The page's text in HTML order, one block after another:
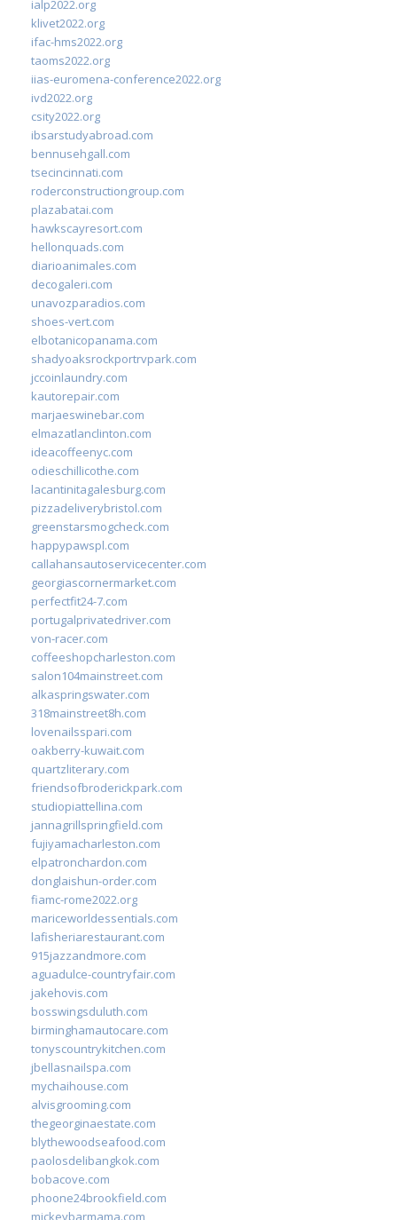
ialp2022.org
klivet2022.org
ifac-hms2022.org
taoms2022.org
iias-euromena-conference2022.org
ivd2022.org
csity2022.org
ibsarstudyabroad.com
bennusehgall.com
tsecincinnati.com
roderconstructiongroup.com
plazabatai.com
hawkscayresort.com
hellonquads.com
diarioanimales.com
decogaleri.com
unavozparadios.com
shoes-vert.com
elbotanicopanama.com
shadyoaksrockportrvpark.com
jccoinlaundry.com
kautorepair.com
marjaeswinebar.com
elmazatlanclinton.com
ideacoffeenyc.com
odieschillicothe.com
lacantinitagalesburg.com
pizzadeliverybristol.com
greenstarsmogcheck.com
happypawspl.com
callahansautoservicecenter.com
georgiascornermarket.com
perfectfit24-7.com
portugalprivatedriver.com
von-racer.com
coffeeshopcharleston.com
salon104mainstreet.com
alkaspringswater.com
318mainstreet8h.com
lovenailsspari.com
oakberry-kuwait.com
quartzliterary.com
friendsofbroderickpark.com
studiopiattellina.com
jannagrillspringfield.com
fujiyamacharleston.com
elpatronchardon.com
donglaishun-order.com
fiamc-rome2022.org
mariceworldessentials.com
lafisheriarestaurant.com
915jazzandmore.com
aguadulce-countryfair.com
jakehovis.com
bosswingsduluth.com
birminghamautocare.com
tonyscountrykitchen.com
jbellasnailspa.com
mychaihouse.com
alvisgrooming.com
thegeorginaestate.com
blythewoodseafood.com
paolosdelibangkok.com
bobacove.com
phoone24brookfield.com
mickeybarmama.com